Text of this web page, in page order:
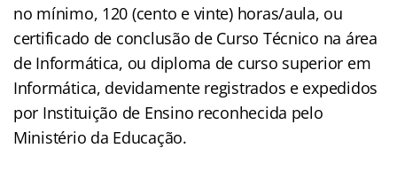
no mínimo, 120 (cento e vinte) horas/aula, ou
certificado de conclusão de Curso Técnico na área
de Informática, ou diploma de curso superior em
Informática, devidamente registrados e expedidos
por Instituição de Ensino reconhecida pelo
Ministério da Educação.